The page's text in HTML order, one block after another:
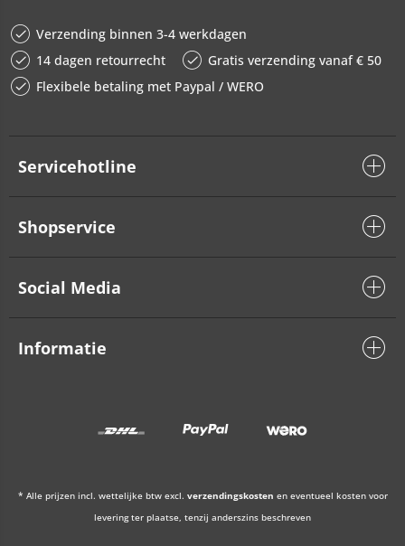
Verzending binnen 3-4 werkdagen
14 dagen retourrecht
Gratis verzending vanaf € 50
Flexibele betaling met Paypal / WERO
Servicehotline
Shopservice
Social Media
Informatie
* Alle prijzen incl. wettelijke btw excl. verzendingskosten en eventueel kosten voor
levering ter plaatse, tenzij anderszins beschreven